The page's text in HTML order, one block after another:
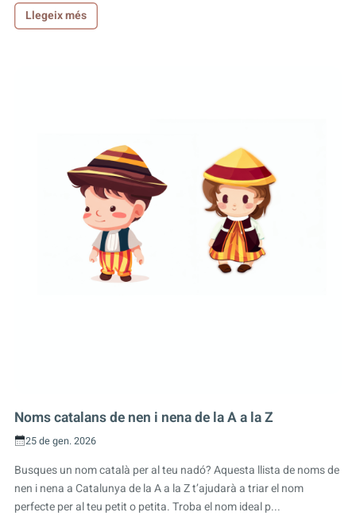
Llegeix més
Noms catalans de nen i nena de la A a la Z
25 de gen. 2026
Busques un nom català per al teu nadó? Aquesta llista de noms de
nen i nena a Catalunya de la A a la Z t’ajudarà a triar el nom
perfecte per al teu petit o petita. Troba el nom ideal p...